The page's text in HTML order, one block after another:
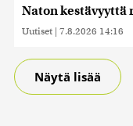
Naton
Uutiset | 7.8.2026 14:16
Näytä lisää